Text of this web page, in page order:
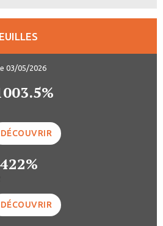
03/05/2026
DÉCOUVRIR
DÉCOUVRIR